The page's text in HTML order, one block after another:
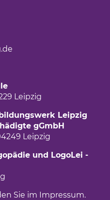
Leipzig
Leipzig
gGmbH
Leipzig
und LogoLei -
Sie im Impressum(Link
.